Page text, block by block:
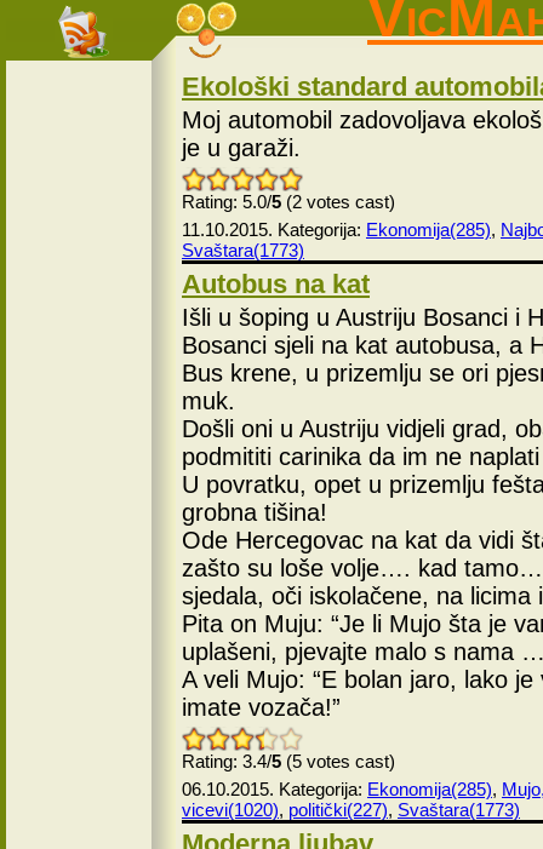
Ekološki standard
Moj automobil zadovoljava
je u garaži.
Rating: 5.0/5 (2 votes cast)
11.10.2015. Kategorija: Ekonomija(285),
Svaštara(1773)
Autobus na kat
Išli u šoping u Austriju Bosanci i
Bosanci sjeli na kat autobusa, a
Bus krene, u prizemlju se ori
muk.
Došli oni u Austriju vidjeli grad,
podmititi carinika da im ne
U povratku, opet u prizemlju
grobna tišina!
Ode Hercegovac na kat da vidi
zašto su loše volje…. kad
sjedala, oči iskolačene, na
Pita on Muju: “Je li Mujo šta je
uplašeni, pjevajte malo s
A veli Mujo: “E bolan jaro, lako
imate vozača!”
Rating: 3.4/5 (5 votes cast)
06.10.2015. Kategorija: Ekonomija(285),
vicevi(1020), politički(227), Svaštara(1773)